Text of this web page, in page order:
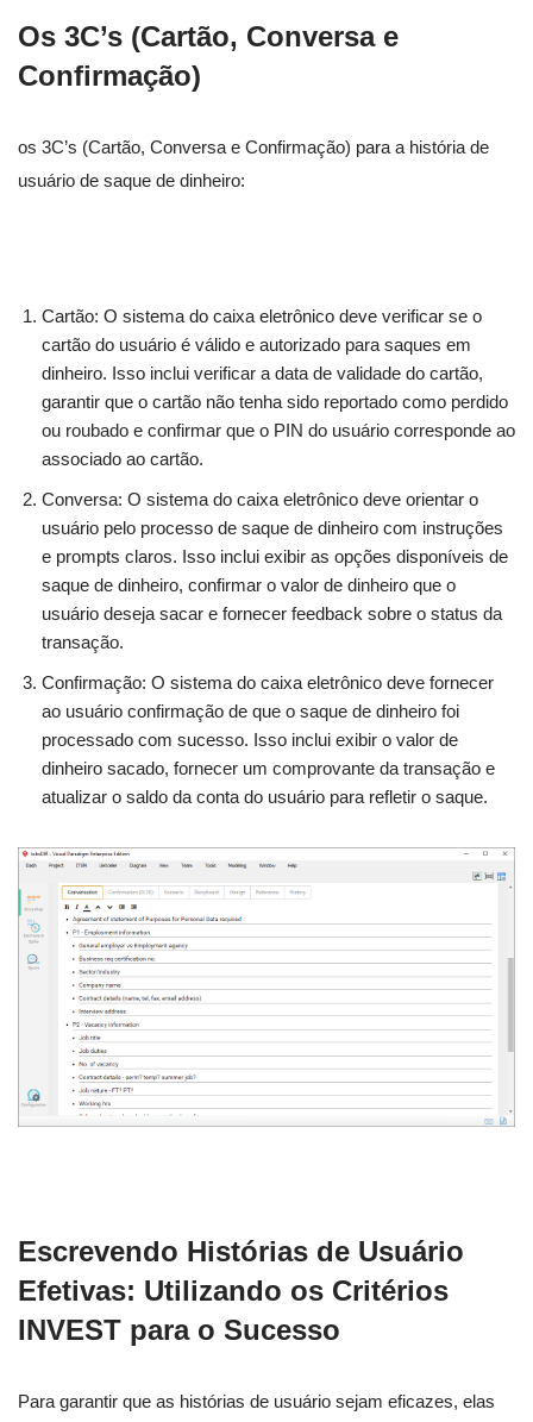
Os 3C’s (Cartão, Conversa e
Confirmação)
os 3C’s (Cartão, Conversa e Confirmação) para a história de
usuário de saque de dinheiro:
Cartão: O sistema do caixa eletrônico deve verificar se o
cartão do usuário é válido e autorizado para saques em
dinheiro. Isso inclui verificar a data de validade do cartão,
garantir que o cartão não tenha sido reportado como perdido
ou roubado e confirmar que o PIN do usuário corresponde ao
associado ao cartão.
Conversa: O sistema do caixa eletrônico deve orientar o
usuário pelo processo de saque de dinheiro com instruções
e prompts claros. Isso inclui exibir as opções disponíveis de
saque de dinheiro, confirmar o valor de dinheiro que o
usuário deseja sacar e fornecer feedback sobre o status da
transação.
Confirmação: O sistema do caixa eletrônico deve fornecer
ao usuário confirmação de que o saque de dinheiro foi
processado com sucesso. Isso inclui exibir o valor de
dinheiro sacado, fornecer um comprovante da transação e
atualizar o saldo da conta do usuário para refletir o saque.
Escrevendo Histórias de Usuário
Efetivas: Utilizando os Critérios
INVEST para o Sucesso
Para garantir que as histórias de usuário sejam eficazes, elas